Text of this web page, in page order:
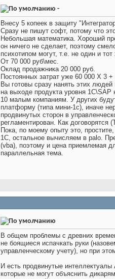
-
Внесу 5 копеек в защиту
Сразу не пишут софт, потому что
Небольшая математика. Хороший
он ничего не сделает, поэтому
психотипом могут, т.е. не один и
От 70 000 руб\мес.
Оклад продажника 20 000 руб.
Постоянных затрат уже 60 000 Х 3
Вы готовы сразу нанять этих
на выходе продукта уровня
10 малым компаниям. У других
платформу (типа мини-1с), иначе
продвинутых сторон в
регламентирован. Как договорятся
Пока, по моему опыту это,
1С, остальное вычисляем в palo.
(vba), поэтому и цена приемлемая
параллельная тема.
В общем проблемы с древних
не боящиеся испачкать руки
управленческому учету), но при
И есть продвинутые
которые не могут объяснить